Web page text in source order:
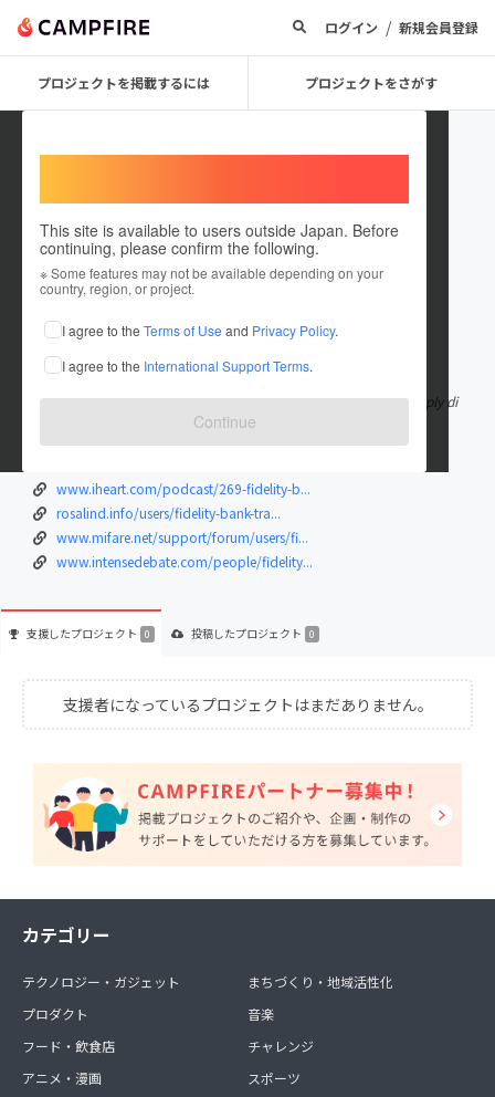
ログイン / 新規会員登録
プロジェクトを掲載するには プロジェクトをさがす
This site is available to users outside Japan. Before
continuing, please confirm the following.
※ Some features may not be available depending on your
country, region, or project.
I agree to the Terms of Use and Privacy Policy.
I agree to the International Support Terms.
Continue
fidelity_bank_transfer_code
在住国：日本
出身国：日本 出身地：未設定
The “Fidelity bank transfer code” is *770#, you just need to simply di
もっと見る
www.iheart.com/podcast/269-fidelity-b...
rosalind.info/users/fidelity-bank-tra...
www.mifare.net/support/forum/users/fi...
www.intensedebate.com/people/fidelity...
支援したプロジェクト 0 投稿したプロジェクト 0
支援者になっているプロジェクトはまだありません。
カテゴリー
テクノロジー・ガジェット
プロダクト
フード・飲食店
アニメ・漫画
まちづくり・地域活性化
音楽
チャレンジ
スポーツ